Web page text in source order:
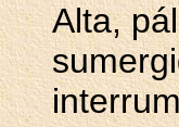
Alta,